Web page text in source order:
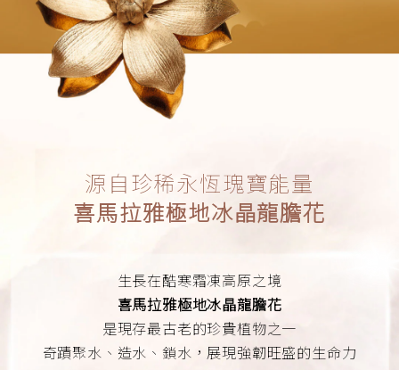
源自珍稀永恆瑰寶能量
喜馬拉雅極地冰晶龍膽花
生長在酷寒霜凍高原之境
喜馬拉雅極地冰晶龍膽花
是現存最古老的珍貴植物之一
奇蹟聚水、造水、鎖水，展現強韌旺盛的生命力